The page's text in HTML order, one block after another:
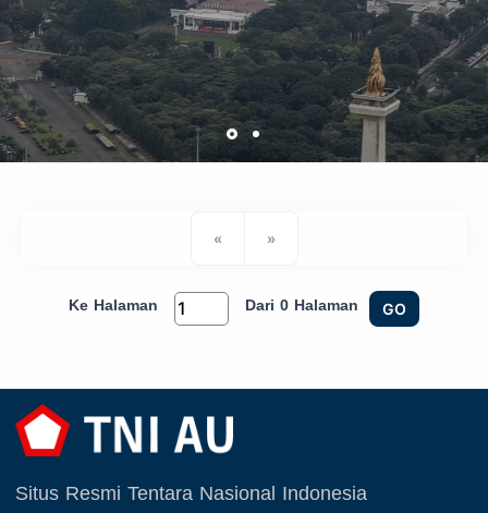
« »
Ke Halaman Dari 0 Halaman GO
Situs Resmi Tentara Nasional Indonesia